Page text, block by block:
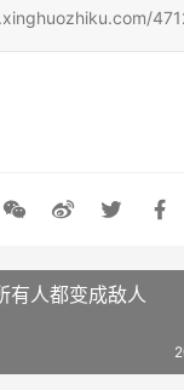
有人都变成敌人